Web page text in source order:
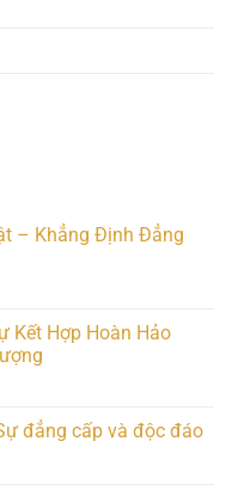
– Khẳng Định Đẳng
Kết Hợp Hoàn Hảo
đẳng cấp và độc đáo